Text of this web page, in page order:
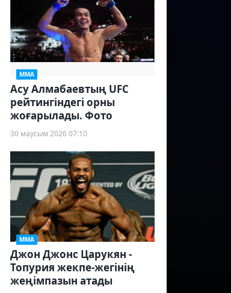
ММА
Асу Алмабаевтың UFC
рейтингіндегі орны
жоғарылады. Фото
30 маусым 2026 07:10
ММА
Джон Джонс Царукян -
Топурия жекпе-жегінің
жеңімпазын атады